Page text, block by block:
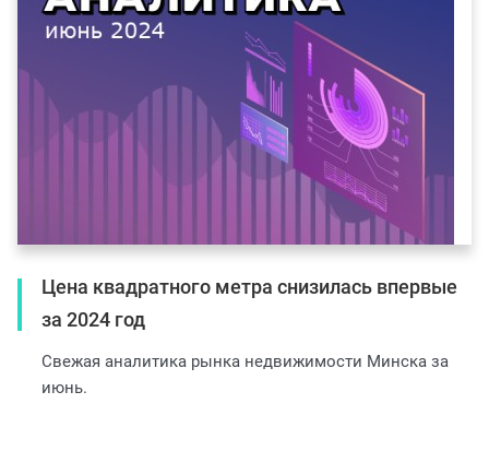
Цена квадратного метра снизилась впервые
за 2024 год
Свежая аналитика рынка недвижимости Минска за
июнь.